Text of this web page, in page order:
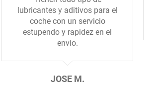
lubricantes y aditivos para el
coche con un servicio
estupendo y rapidez en el
envio.
JOSE M.